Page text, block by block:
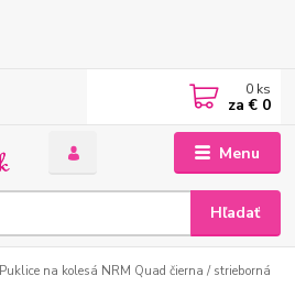
Menu
Hľadať
0 ks
za € 0
Puklice na kolesá NRM Quad čierna / strieborná